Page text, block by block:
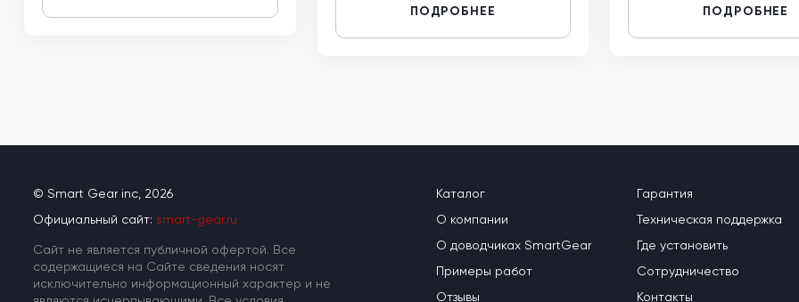
ПОДРОБНЕЕ ПОДРОБНЕЕ
© Smart Gear inc, 2026
Официальный сайт: smart-gear.ru
Cайт не является публичной офертой. Все
содержащиеся на Сайте сведения носят
исключительно информационный характер и не
Каталог
О компании
О доводчиках SmartGear
Примеры работ
Отзывы
Гарантия
Техническая поддержка
Где установить
Сотрудничество
Контакты